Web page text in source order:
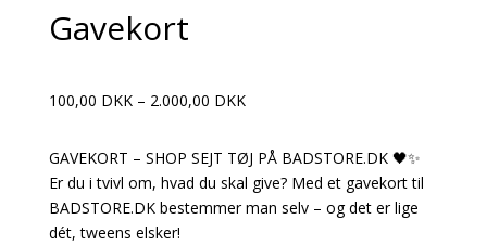
Gavekort
100,00 DKK – 2.000,00 DKKPrisinterval:
til
2.000,00 DKK
GAVEKORT – SHOP SEJT TØJ PÅ BADSTORE.DK 🖤✨
Er du i tvivl om, hvad du skal give? Med et gavekort til
BADSTORE.DK bestemmer man selv – og det er lige
dét, tweens elsker!